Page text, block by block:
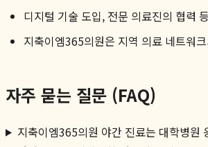
디지털 기술 도입, 전문 의료진의 협력
지축이엠365의원은 지역 의료 네트워
자주 묻는 질문 (FAQ)
지축이엠365의원 야간 진료는 대학병원